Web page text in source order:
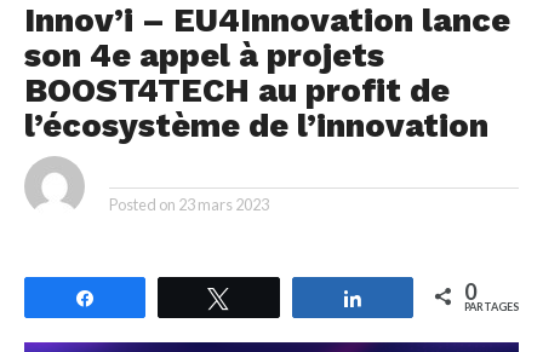
Innov’i – EU4Innovation lance
son 4e appel à projets
BOOST4TECH au profit de
l’écosystème de l’innovation
Posted on 23 mars 2023
Partagez 0
PARTAGES